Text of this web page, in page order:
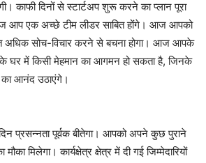
काफी दिनों से स्टार्टअप शुरू करने का प्लान पूरा
आप एक अच्छे टीम लीडर साबित होंगे। आज आपको
अधिक सोच-विचार करने से बचना होगा। आज आपके
घर में किसी मेहमान का आगमन हो सकता है, जिनके
आनंद उठाएंगे।
प्रसन्नता पूर्वक बीतेगा। आपको अपने कुछ पुराने
मिलेगा। कार्यक्षेत्र क्षेत्र में दी गई जिम्मेदारियों